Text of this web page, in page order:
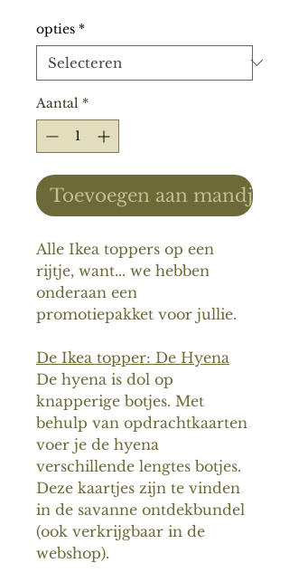
opties *
Aantal *
Toevoegen aan mandje
Alle Ikea toppers op een
rijtje, want... we hebben
onderaan een
promotiepakket voor jullie.
De Ikea topper: De Hyena
De hyena is dol op
knapperige botjes. Met
behulp van opdrachtkaarten
voer je de hyena
verschillende lengtes botjes.
Deze kaartjes zijn te vinden
in de savanne ontdekbundel
(ook verkrijgbaar in de
webshop).